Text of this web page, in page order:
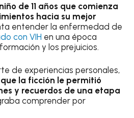
niño de 11 años que comienza
hacia su mejor
entender la enfermedad de
con VIH en una época
y los prejuicios.
de experiencias personales,
la ficción le permitió
y recuerdos de una etapa
comprender por